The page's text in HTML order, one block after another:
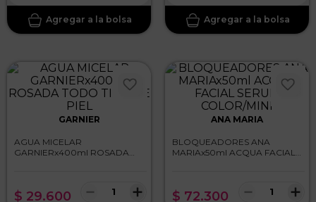
GARNIER
AGUA MICELAR
GARNIERx400ml ROSADA
$ 29.600 ＋
－
ANA MARIA
BLOQUEADORES ANA
MARIAx50ml ACQUA FACIAL
$ 72.300 ＋
－